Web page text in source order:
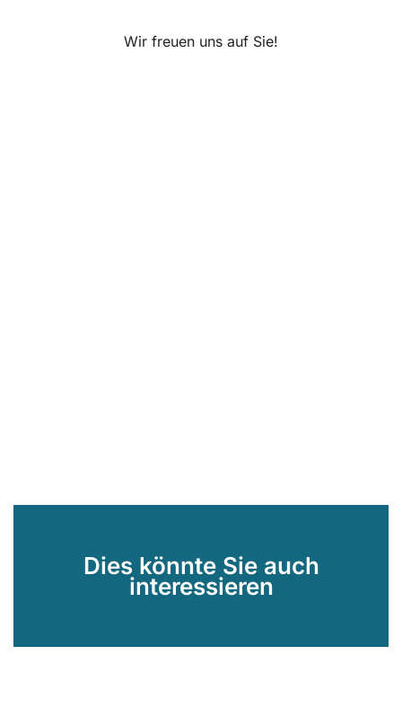
Wir freuen uns auf Sie!
Dies könnte Sie auch
interessieren